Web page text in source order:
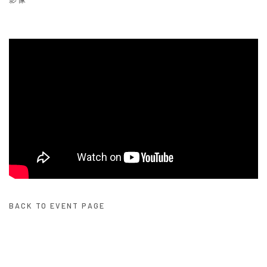
BACK TO EVENT PAGE